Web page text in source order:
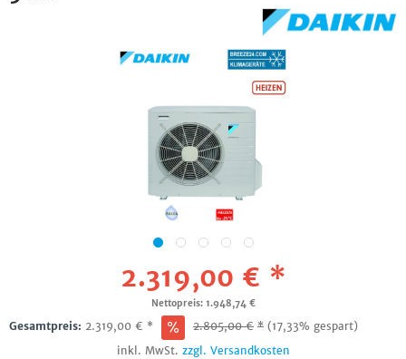
2.319,00 € *
Nettopreis: 1.948,74 €
Gesamtpreis: 2.319,00 € * 2.805,00€ * (17,33% gespart)
inkl. MwSt. zzgl. Versandkosten